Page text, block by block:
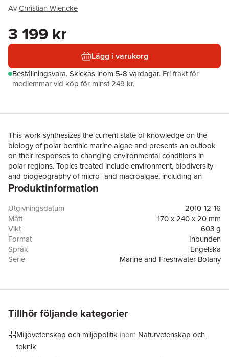
AvChristian Wiencke
3 199 kr
Lägg i varukorg
Beställningsvara.Skickas inom 5-8 vardagar. Fri frakt för
medlemmar vid köp för minst 249 kr.
This work synthesizes the current state of knowledge on the
biology of polar benthic marine algae and presents an outlook
on their responses to changing environmental conditions in
polar regions. Topics treated include environment, biodiversity
and biogeography of micro- and macroalgae, including an
update of the knowledge of the red algal flora of Antarctica. It
and ecophysiology of polar benthic algae with new information
on the important contribution of benthic microalgae to the
productivity in costal areas.
Produktinformation
Utgivningsdatum
2010-12-16
Mått
170 x 240 x 20 mm
Vikt
603 g
Format
Inbunden
Språk
Engelska
Serie
Marine and Freshwater Botany
Förlag
De Gruyter
Tillhör följande kategorier
Miljövetenskap och miljöpolitik inom Naturvetenskap och
teknik